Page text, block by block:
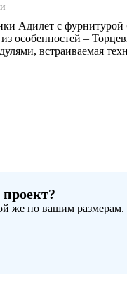
Адилет с фурнитурой
особенностей –
встраиваемая
же по вашим